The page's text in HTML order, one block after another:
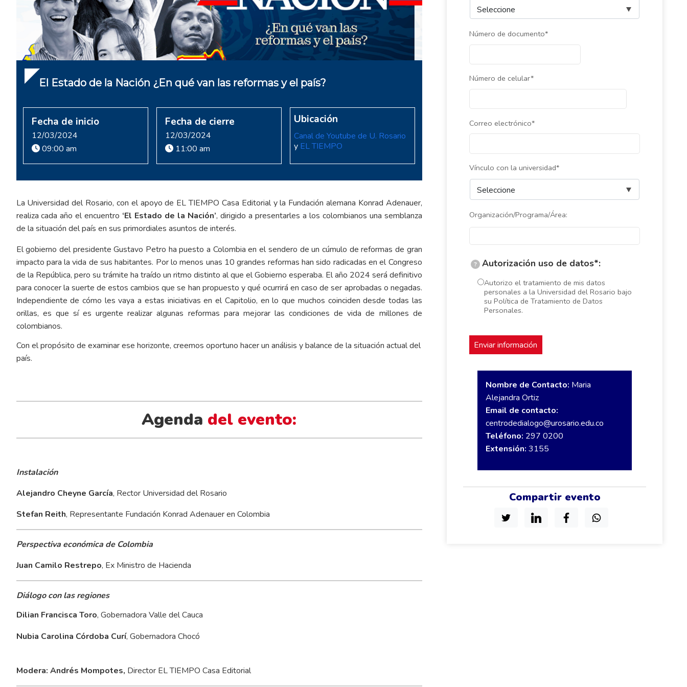
Número de documento*
Número de celular*
Correo electrónico*
Vínculo con la universidad*
Organización/Programa/Área:
? Autorización uso de datos*:
Autorizo el tratamiento de mis datos
personales a la Universidad del Rosario bajo
su Política de Tratamiento de Datos
Personales.
Nombre de Contacto: Maria
Alejandra Ortiz
Email de contacto:
centrodedialogo@urosario.edu.co
Teléfono: 297 0200
Extensión: 3155
Compartir evento
El Estado de la Nación ¿En qué van las reformas y el país?
Fecha de inicio
12/03/2024
09:00 am
Fecha de cierre
12/03/2024
11:00 am
Ubicación
Canal de Youtube de U. Rosario
y EL TIEMPO
La Universidad del Rosario, con el apoyo de EL TIEMPO Casa Editorial y la Fundación alemana Konrad Adenauer,
realiza cada año el encuentro ‘El Estado de la Nación’, dirigido a presentarles a los colombianos una semblanza
de la situación del país en sus primordiales asuntos de interés.
El gobierno del presidente Gustavo Petro ha puesto a Colombia en el sendero de un cúmulo de reformas de gran
impacto para la vida de sus habitantes. Por lo menos unas 10 grandes reformas han sido radicadas en el Congreso
de la República, pero su trámite ha traído un ritmo distinto al que el Gobierno esperaba. El año 2024 será definitivo
para conocer la suerte de estos cambios que se han propuesto y qué ocurrirá en caso de ser aprobadas o negadas.
Independiente de cómo les vaya a estas iniciativas en el Capitolio, en lo que muchos coinciden desde todas las
orillas, es que sí es urgente realizar algunas reformas para mejorar las condiciones de vida de millones de
colombianos.
Con el propósito de examinar ese horizonte, creemos oportuno hacer un análisis y balance de la situación actual del
país.
Agenda del evento:
Instalación
Alejandro Cheyne García, Rector Universidad del Rosario
Stefan Reith, Representante Fundación Konrad Adenauer en Colombia
Perspectiva económica de Colombia
Juan Camilo Restrepo, Ex Ministro de Hacienda
Diálogo con las regiones
Dilian Francisca Toro, Gobernadora Valle del Cauca
Nubia Carolina Córdoba Curí, Gobernadora Chocó
Modera: Andrés Mompotes, Director EL TIEMPO Casa Editorial